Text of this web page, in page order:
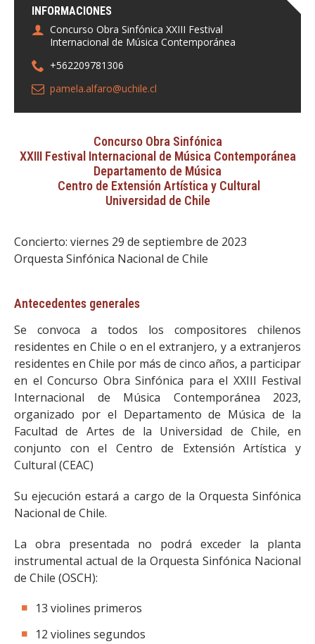
INFORMACIONES
Concurso Obra Sinfónica XXIII Festival
Internacional de Música Contemporánea
+562209781306
pamela.alfaro@uchile.cl
Concurso Obra Sinfónica
XXIII Festival Internacional de Música Contemporánea
Departamento de Música
Centro de Extensión Artística y Cultural
Universidad de Chile
Concierto: viernes 29 de septiembre de 2023
Orquesta Sinfónica Nacional de Chile
Antecedentes generales
Se convoca a todos los compositores chilenos
residentes en Chile o en el extranjero, y a extranjeros
residentes en Chile por más de cinco años, a participar
en el Concurso Obra Sinfónica para el XXIII Festival
Internacional de Música Contemporánea 2023,
organizado por el Departamento de Música de la
Facultad de Artes de la Universidad de Chile, en
conjunto con el Centro de Extensión Artística y
Cultural (CEAC)
Su ejecución estará a cargo de la Orquesta Sinfónica
Nacional de Chile.
La obra presentada no podrá exceder la planta
instrumental actual de la Orquesta Sinfónica Nacional
de Chile (OSCH):
13 violines primeros
12 violines segundos